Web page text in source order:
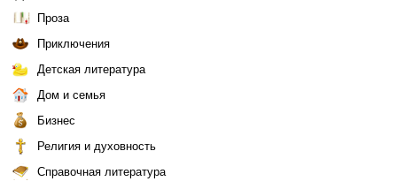
Проза
Приключения
Детская литература
Дом и семья
Бизнес
Религия и духовность
Справочная литература